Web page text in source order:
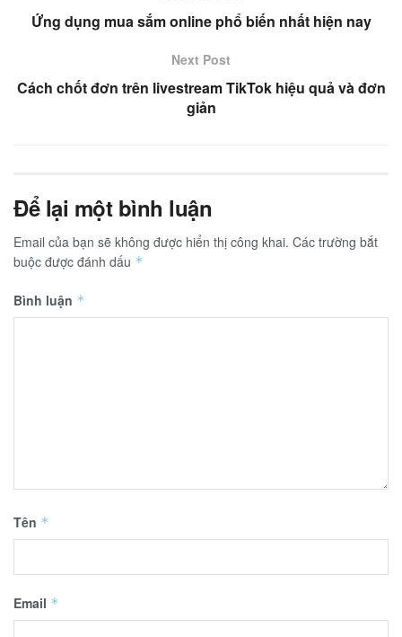
Ứng dụng mua sắm online phổ biến nhất hiện nay
Next Post
Cách chốt đơn trên livestream TikTok hiệu quả và đơn
giản
Để lại một bình luận
Email của bạn sẽ không được hiển thị công khai. Các trường bắt
buộc được đánh dấu *
Bình luận *
Tên *
Email *